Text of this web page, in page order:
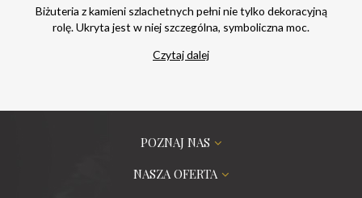
Biżuteria z kamieni szlachetnych pełni nie tylko dekoracyjną
rolę. Ukryta jest w niej szczególna, symboliczna moc.
Czytaj dalej
POZNAJ NAS
NASZA OFERTA